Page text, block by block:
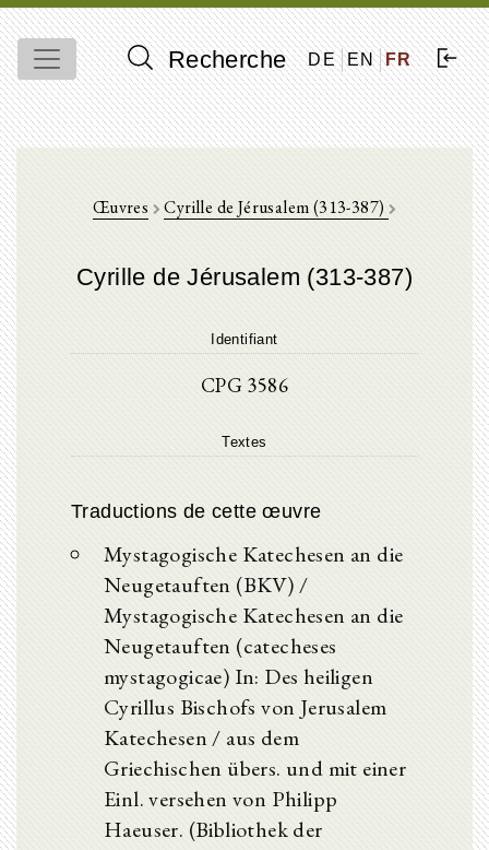
Recherche DE EN FR
Œuvres Cyrille de Jérusalem (313-387)
Cyrille de Jérusalem (313-387)
Identifiant
CPG 3586
Textes
Traductions de cette œuvre
Mystagogische Katechesen an die
Neugetauften (BKV) /
Mystagogische Katechesen an die
Neugetauften (catecheses
mystagogicae) In: Des heiligen
Cyrillus Bischofs von Jerusalem
Katechesen / aus dem
Griechischen übers. und mit einer
Einl. versehen von Philipp
Haeuser. (Bibliothek der